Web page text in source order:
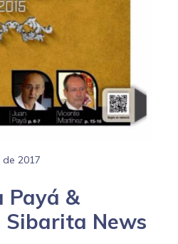
2017
Payá &
Sibarita News